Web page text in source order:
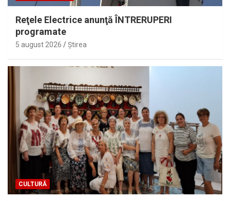
Reţele Electrice anunţă ÎNTRERUPERI
programate
5 august 2026 Ştirea
CULTURĂ